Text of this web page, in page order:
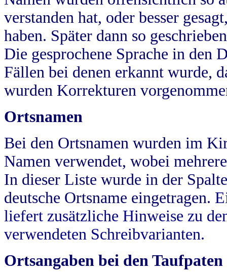
verstanden hat, oder besser
haben. Später dann so
Die gesprochene Sprache in
Fällen bei denen erkannt wurde,
wurden Korrekturen
Ortsnamen
Bei den Ortsnamen wurden im
Namen verwendet, wobei
In dieser Liste wurde in der
deutsche Ortsname eingetragen.
liefert zusätzliche Hinweise zu
verwendeten Schreibvarianten.
Ortsangaben bei den Taufpaten